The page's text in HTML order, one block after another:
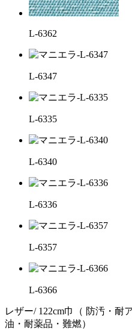
L-6362
L-6347
L-6335
L-6340
L-6336
L-6357
L-6366
レザー/ 122cm巾（ 防汚・耐
油・耐薬品・難燃）